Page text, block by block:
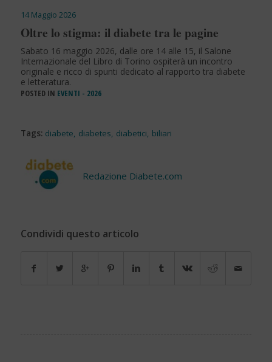
14 Maggio 2026
Oltre lo stigma: il diabete tra le pagine
Sabato 16 maggio 2026, dalle ore 14 alle 15, il Salone
Internazionale del Libro di Torino ospiterà un incontro
originale e ricco di spunti dedicato al rapporto tra diabete
e letteratura.
POSTED IN EVENTI - 2026
Tags: diabete, diabetes, diabetici, biliari
Redazione Diabete.com
Condividi questo articolo